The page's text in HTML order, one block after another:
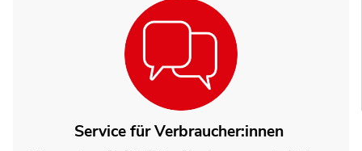
Service für Verbraucher:innen